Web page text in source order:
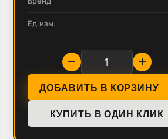
Ед.изм.
ДОБАВИТЬ В КОРЗИНУ
КУПИТЬ В ОДИН КЛИК